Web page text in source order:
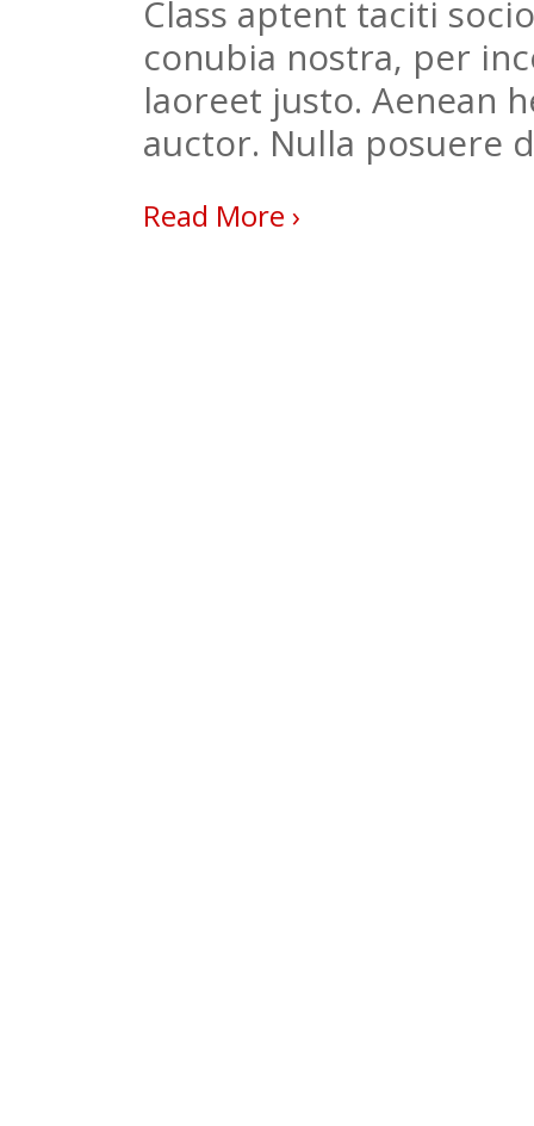
Class aptent taciti
conubia nostra, per
laoreet justo. Aenean
auctor. Nulla posuere
Read More ›